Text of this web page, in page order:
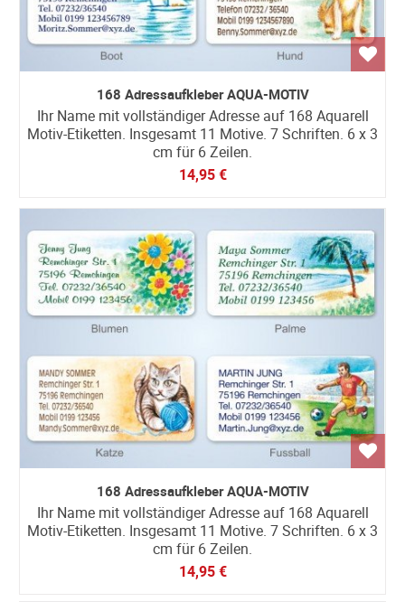
168 Adressaufkleber AQUA-MOTIV
Ihr Name mit vollständiger Adresse auf 168 Aquarell
Motiv-Etiketten. Insgesamt 11 Motive. 7 Schriften. 6 x 3
cm für 6 Zeilen.
14,95 €
168 Adressaufkleber AQUA-MOTIV
Ihr Name mit vollständiger Adresse auf 168 Aquarell
Motiv-Etiketten. Insgesamt 11 Motive. 7 Schriften. 6 x 3
cm für 6 Zeilen.
14,95 €